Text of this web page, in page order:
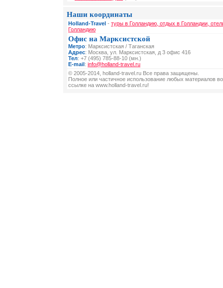
Наши координаты
Holland-Travel - туры в Голландию, отдых в Голландии,
Голландию
Офис на Марксистской
Метро: Марксистская / Таганская
Адрес: Москва, ул. Марксистская, д 3 офис 416
Тел: +7 (495) 785-88-10 (мн.)
E-mail: info@holland-travel.ru
© 2005-2014, holland-travel.ru Все права защищены.
Полное или частичное использование любых материалов
ссылке на www.holland-travel.ru!